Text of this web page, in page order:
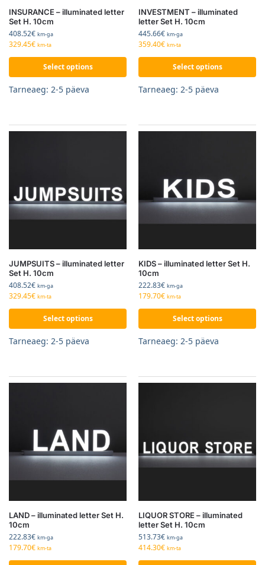
INSURANCE – illuminated letter
Set H. 10cm
408.52€ km-ga
329.45€ km-ta
Select options
Tarneaeg: 2-5 päeva
INVESTMENT – illuminated
letter Set H. 10cm
445.66€ km-ga
359.40€ km-ta
Select options
Tarneaeg: 2-5 päeva
JUMPSUITS – illuminated letter
Set H. 10cm
408.52€ km-ga
329.45€ km-ta
Select options
Tarneaeg: 2-5 päeva
KIDS – illuminated letter Set H.
10cm
222.83€ km-ga
179.70€ km-ta
Select options
Tarneaeg: 2-5 päeva
LAND – illuminated letter Set H.
10cm
222.83€ km-ga
179.70€ km-ta
LIQUOR STORE – illuminated
letter Set H. 10cm
513.73€ km-ga
414.30€ km-ta